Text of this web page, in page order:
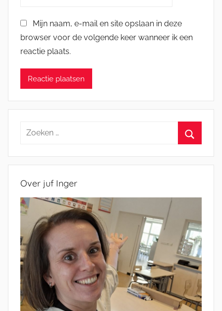
Mijn naam, e-mail en site opslaan in deze
browser voor de volgende keer wanneer ik een
reactie plaats.
Zoeken
Over juf Inger